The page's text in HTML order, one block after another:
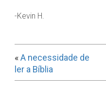
-Kevin H.
«A necessidade de
ler a Bíblia